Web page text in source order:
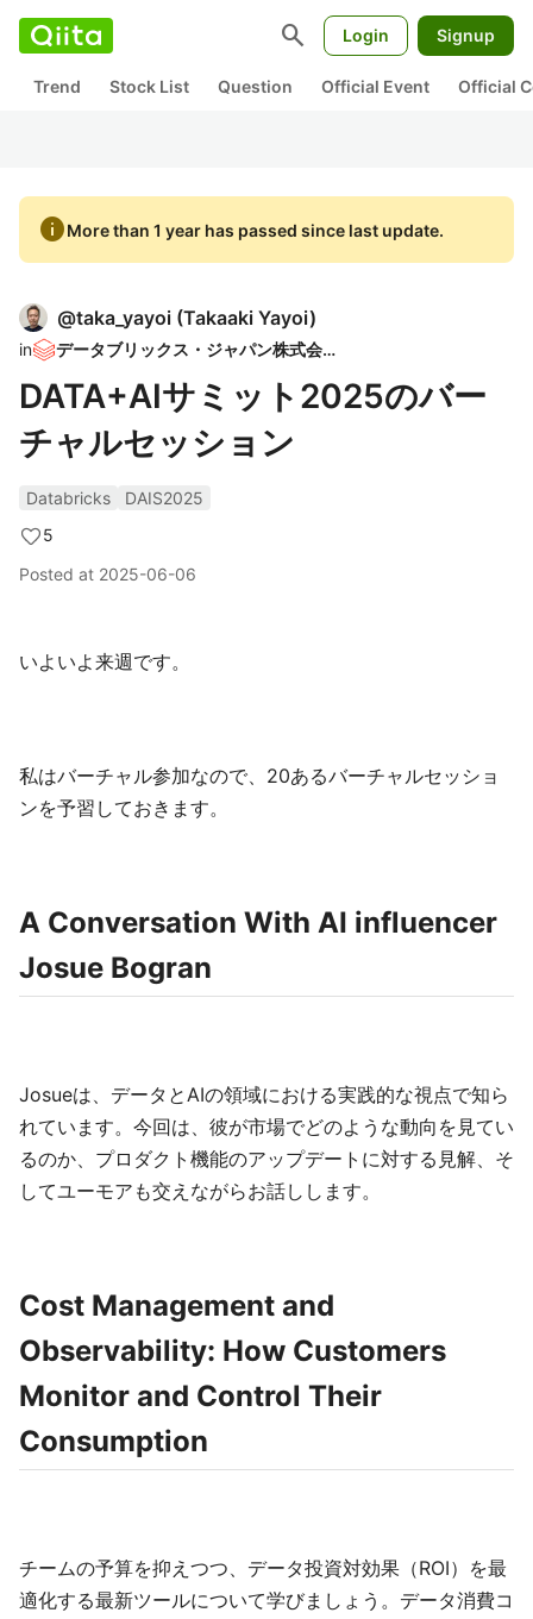
search Login Signup
Trend Stock List Question Official Event Official
infoMore than 1 year has passed since last update.
@taka_yayoi (Takaaki Yayoi)
in データブリックス・ジャパン株式会社
DATA+AIサミット2025のバー
チャルセッション
Databricks
DAIS2025
5
Posted at 2025-06-06
いよいよ来週です。
私はバーチャル参加なので、20あるバーチャルセッショ
ンを予習しておきます。
A Conversation With AI influencer
Josue Bogran
Josueは、データとAIの領域における実践的な視点で知ら
れています。今回は、彼が市場でどのような動向を見てい
るのか、プロダクト機能のアップデートに対する見解、そ
してユーモアも交えながらお話しします。
Cost Management and
Observability: How Customers
Monitor and Control Their
Consumption
チームの予算を抑えつつ、データ投資対効果（ROI）を最
適化する最新ツールについて学びましょう。データ消費コ